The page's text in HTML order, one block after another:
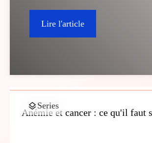
Lire l'article
Series
Anémie et cancer : ce qu'il faut